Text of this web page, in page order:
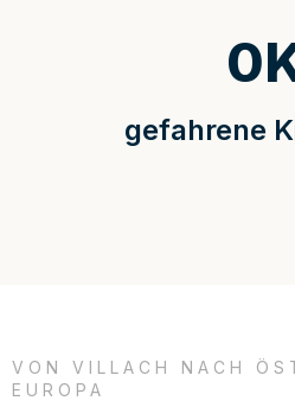
gefahrene
0
VON VILLACH NACH
EUROPA